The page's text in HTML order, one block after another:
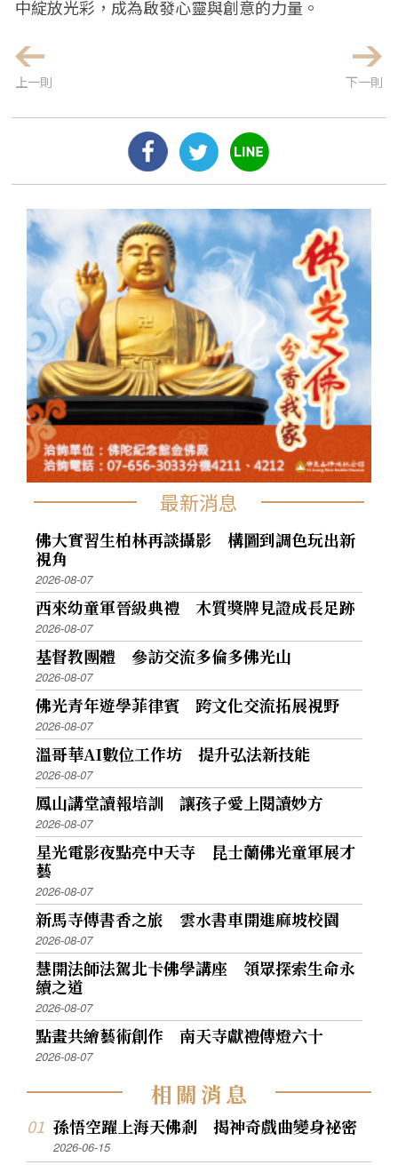
中綻放光彩，成為啟發心靈與創意的力量。
上一則 下一則
最新消息
佛大實習生柏林再談攝影 構圖到調色玩出新
視角
2026-08-07
西來幼童軍晉級典禮 木質獎牌見證成長足跡
2026-08-07
基督教團體 參訪交流多倫多佛光山
2026-08-07
佛光青年遊學菲律賓 跨文化交流拓展視野
2026-08-07
溫哥華AI數位工作坊 提升弘法新技能
2026-08-07
鳳山講堂讀報培訓 讓孩子愛上閱讀妙方
2026-08-07
星光電影夜點亮中天寺 昆士蘭佛光童軍展才
藝
2026-08-07
新馬寺傳書香之旅 雲水書車開進麻坡校園
2026-08-07
慧開法師法駕北卡佛學講座 領眾探索生命永
續之道
2026-08-07
點畫共繪藝術創作 南天寺獻禮傳燈六十
2026-08-07
相關消息
孫悟空躍上海天佛剎 揭神奇戲曲變身祕密
2026-06-15